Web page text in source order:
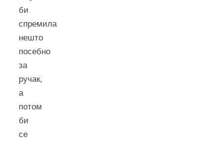
би
спремила
нешто
посебно
за
ручак,
а
потом
би
се